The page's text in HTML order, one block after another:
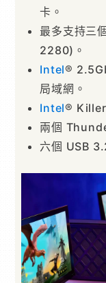
卡。
最多支持三
2280)。
Intel®
局域網。
Intel®
兩個
六個 USB